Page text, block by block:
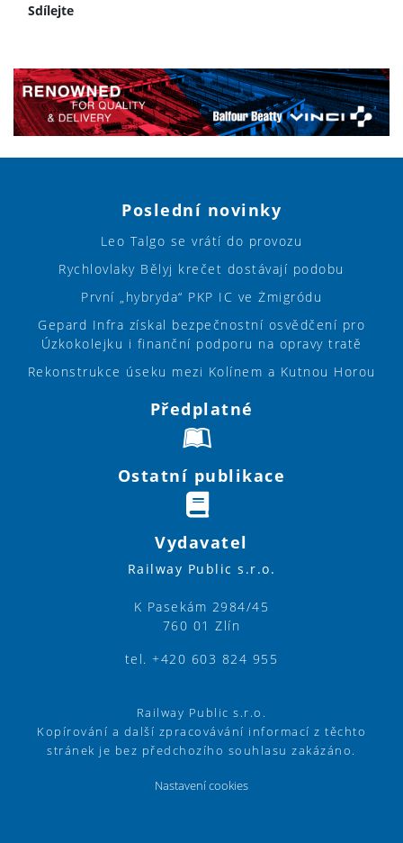
Sdílejte
Poslední novinky
Leo Talgo se vrátí do provozu
Rychlovlaky Bělyj krečet dostávají podobu
První „hybryda“ PKP IC ve Żmigródu
Gepard Infra získal bezpečnostní osvědčení pro
Úzkokolejku i finanční podporu na opravy tratě
Rekonstrukce úseku mezi Kolínem a Kutnou Horou
Předplatné
Ostatní publikace
Vydavatel
Railway Public s.r.o.
K Pasekám 2984/45
760 01 Zlín
tel. +420 603 824 955
Railway Public s.r.o.
Kopírování a další zpracovávání informací z těchto
stránek je bez předchozího souhlasu zakázáno.
Nastavení cookies